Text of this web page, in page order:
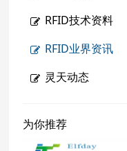
RFID技术资料
RFID业界资讯
灵天动态
为你推荐